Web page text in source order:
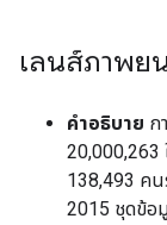
เลนส์ภาพย
คำอธิบาย ก
20,000,263
138,493 ค
2015 ชุดข้อ